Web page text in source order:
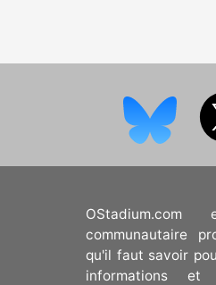
communautaire
qu'il faut savoir
informations et